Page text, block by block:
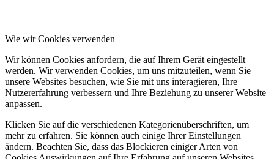
Wie wir Cookies verwenden
Wir können Cookies anfordern, die auf Ihrem Gerät eingestellt
werden. Wir verwenden Cookies, um uns mitzuteilen, wenn Sie
unsere Websites besuchen, wie Sie mit uns interagieren, Ihre
Nutzererfahrung verbessern und Ihre Beziehung zu unserer Website
anpassen.
Klicken Sie auf die verschiedenen Kategorienüberschriften, um
mehr zu erfahren. Sie können auch einige Ihrer Einstellungen
ändern. Beachten Sie, dass das Blockieren einiger Arten von